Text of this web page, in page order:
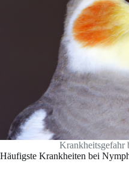
Krankheitsgefahr
Häufigste Krankheiten bei